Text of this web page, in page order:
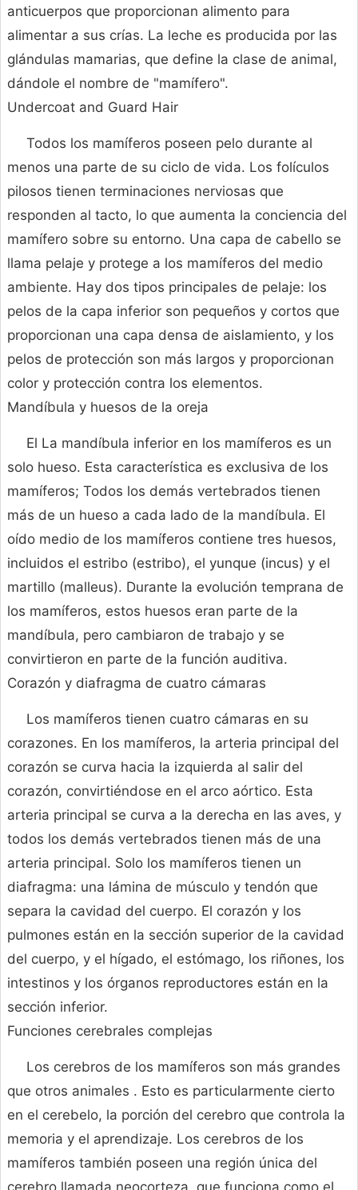
anticuerpos que proporcionan alimento para
alimentar a sus crías. La leche es producida por las
glándulas mamarias, que define la clase de animal,
dándole el nombre de "mamífero".
Undercoat and Guard Hair
Todos los mamíferos poseen pelo durante al
menos una parte de su ciclo de vida. Los folículos
pilosos tienen terminaciones nerviosas que
responden al tacto, lo que aumenta la conciencia del
mamífero sobre su entorno. Una capa de cabello se
llama pelaje y protege a los mamíferos del medio
ambiente. Hay dos tipos principales de pelaje: los
pelos de la capa inferior son pequeños y cortos que
proporcionan una capa densa de aislamiento, y los
pelos de protección son más largos y proporcionan
color y protección contra los elementos.
Mandíbula y huesos de la oreja
El La mandíbula inferior en los mamíferos es un
solo hueso. Esta característica es exclusiva de los
mamíferos; Todos los demás vertebrados tienen
más de un hueso a cada lado de la mandíbula. El
oído medio de los mamíferos contiene tres huesos,
incluidos el estribo (estribo), el yunque (incus) y el
martillo (malleus). Durante la evolución temprana de
los mamíferos, estos huesos eran parte de la
mandíbula, pero cambiaron de trabajo y se
convirtieron en parte de la función auditiva.
Corazón y diafragma de cuatro cámaras
Los mamíferos tienen cuatro cámaras en su
corazones. En los mamíferos, la arteria principal del
corazón se curva hacia la izquierda al salir del
corazón, convirtiéndose en el arco aórtico. Esta
arteria principal se curva a la derecha en las aves, y
todos los demás vertebrados tienen más de una
arteria principal. Solo los mamíferos tienen un
diafragma: una lámina de músculo y tendón que
separa la cavidad del cuerpo. El corazón y los
pulmones están en la sección superior de la cavidad
del cuerpo, y el hígado, el estómago, los riñones, los
intestinos y los órganos reproductores están en la
sección inferior.
Funciones cerebrales complejas
Los cerebros de los mamíferos son más grandes
que otros animales . Esto es particularmente cierto
en el cerebelo, la porción del cerebro que controla la
memoria y el aprendizaje. Los cerebros de los
mamíferos también poseen una región única del